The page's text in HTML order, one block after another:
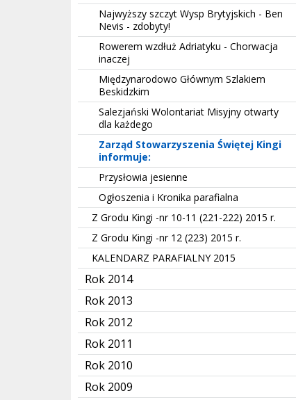
Najwyższy szczyt Wysp Brytyjskich - Ben
Nevis - zdobyty!
Rowerem wzdłuż Adriatyku - Chorwacja
inaczej
Międzynarodowo Głównym Szlakiem
Beskidzkim
Salezjański Wolontariat Misyjny otwarty
dla każdego
Zarząd Stowarzyszenia Świętej Kingi
informuje:
Przysłowia jesienne
Ogłoszenia i Kronika parafialna
Z Grodu Kingi -nr 10-11 (221-222) 2015 r.
Z Grodu Kingi -nr 12 (223) 2015 r.
KALENDARZ PARAFIALNY 2015
Rok 2014
Rok 2013
Rok 2012
Rok 2011
Rok 2010
Rok 2009